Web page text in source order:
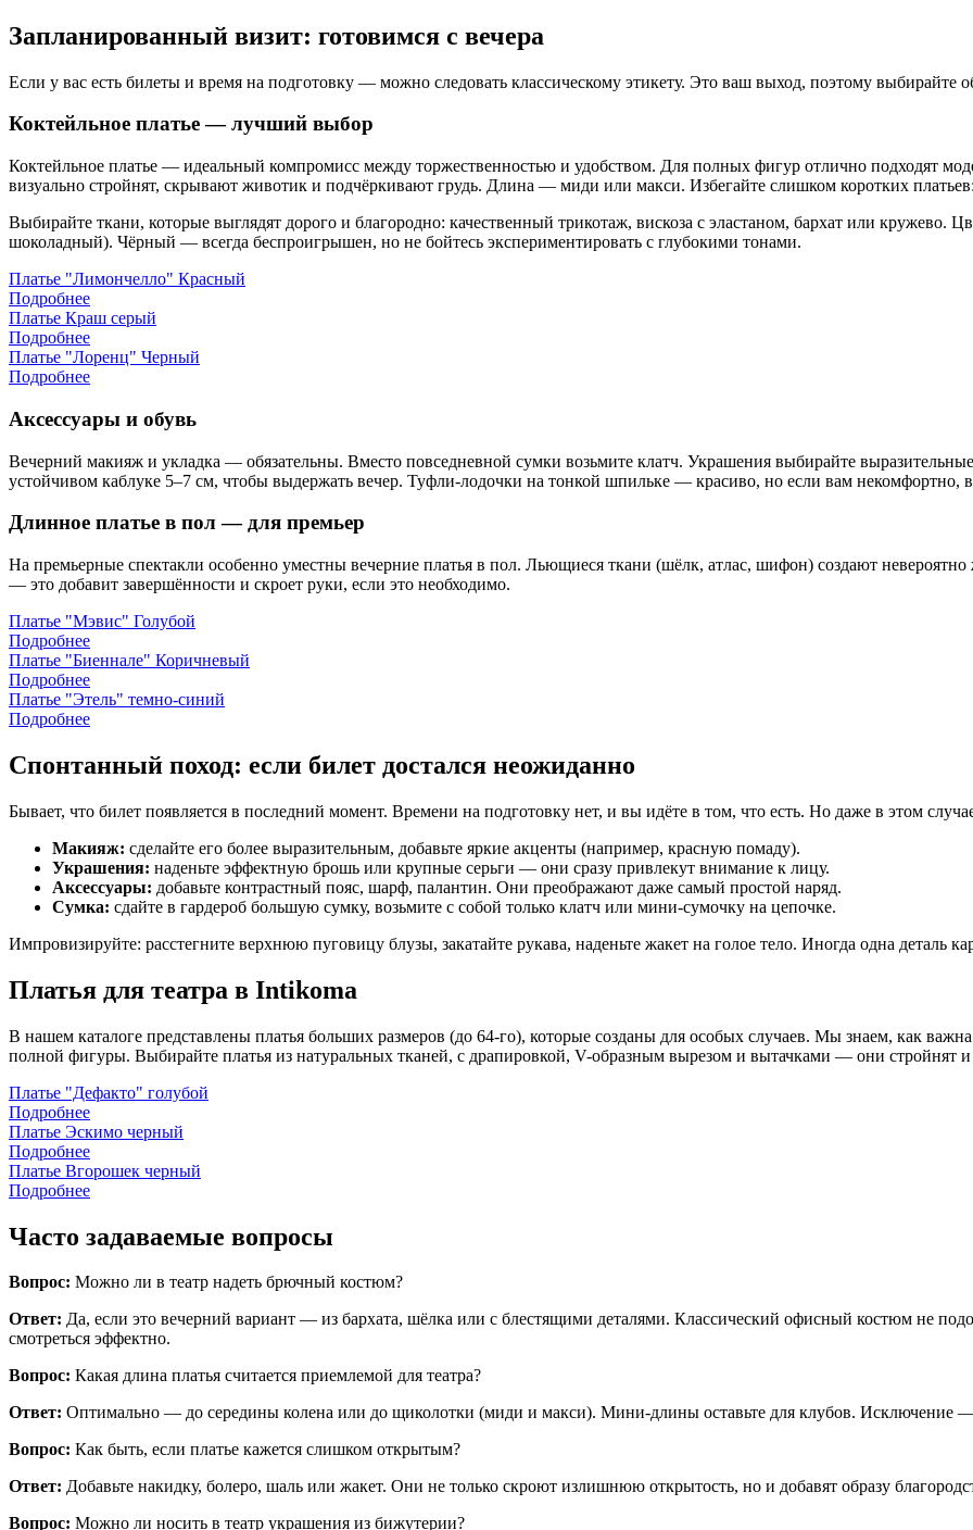
Запланированный визит: готовимся с вечера
Если у вас есть билеты и время на подготовку — можно следовать классическому этикету. Это ваш выход, поэтому выбирайте
Коктейльное платье — лучший выбор
Коктейльное платье — идеальный компромисс между торжественностью и удобством. Для полных фигур отлично подходят
визуально стройнят, скрывают животик и подчёркивают грудь. Длина — миди или макси. Избегайте слишком коротких
Выбирайте ткани, которые выглядят дорого и благородно: качественный трикотаж, вискоза с эластаном, бархат или
шоколадный). Чёрный — всегда беспроигрышен, но не бойтесь экспериментировать с глубокими тонами.
Платье "Лимончелло" Красный
Подробнее
Платье Краш серый
Подробнее
Платье "Лоренц" Черный
Подробнее
Аксессуары и обувь
Вечерний макияж и укладка — обязательны. Вместо повседневной сумки возьмите клатч. Украшения выбирайте
устойчивом каблуке 5–7 см, чтобы выдержать вечер. Туфли-лодочки на тонкой шпильке — красиво, но если вам некомфортно,
Длинное платье в пол — для премьер
На премьерные спектакли особенно уместны вечерние платья в пол. Льющиеся ткани (шёлк, атлас, шифон) создают
— это добавит завершённости и скроет руки, если это необходимо.
Платье "Мэвис" Голубой
Подробнее
Платье "Биеннале" Коричневый
Подробнее
Платье "Этель" темно-синий
Подробнее
Спонтанный поход: если билет достался неожиданно
Бывает, что билет появляется в последний момент. Времени на подготовку нет, и вы идёте в том, что есть. Но даже в этом
Макияж: сделайте его более выразительным, добавьте яркие акценты (например, красную помаду).
Украшения: наденьте эффектную брошь или крупные серьги — они сразу привлекут внимание к лицу.
Аксессуары: добавьте контрастный пояс, шарф, палантин. Они преображают даже самый простой наряд.
Сумка: сдайте в гардероб большую сумку, возьмите с собой только клатч или мини-сумочку на цепочке.
Импровизируйте: расстегните верхнюю пуговицу блузы, закатайте рукава, наденьте жакет на голое тело. Иногда одна деталь
Платья для театра в Intikoma
В нашем каталоге представлены платья больших размеров (до 64-го), которые созданы для особых случаев. Мы знаем, как
полной фигуры. Выбирайте платья из натуральных тканей, с драпировкой, V-образным вырезом и вытачками — они стройнят
Платье "Дефакто" голубой
Подробнее
Платье Эскимо черный
Подробнее
Платье Вгорошек черный
Подробнее
Часто задаваемые вопросы
Вопрос: Можно ли в театр надеть брючный костюм?
Ответ: Да, если это вечерний вариант — из бархата, шёлка или с блестящими деталями. Классический офисный костюм не
смотреться эффектно.
Вопрос: Какая длина платья считается приемлемой для театра?
Ответ: Оптимально — до середины колена или до щиколотки (миди и макси). Мини-длины оставьте для клубов. Исключение
Вопрос: Как быть, если платье кажется слишком открытым?
Ответ: Добавьте накидку, болеро, шаль или жакет. Они не только скроют излишнюю открытость, но и добавят образу
Вопрос: Можно ли носить в театр украшения из бижутерии?